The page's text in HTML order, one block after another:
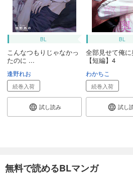
BL
こんなつもりじゃなかっ
たのに ...
逢野れお
続巻入荷
試し読み
BL
全部見せて俺
【短編】4
わかちこ
続巻入荷
試し
無料で読めるBLマンガ